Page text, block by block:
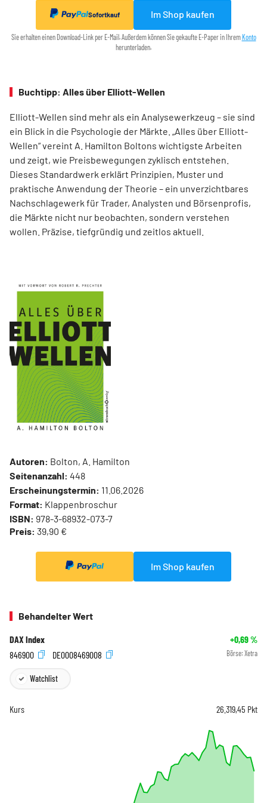
Sofortkauf Im Shop kaufen
Sie erhalten einen Download-Link per E-Mail. Außerdem können Sie gekaufte E-Paper in IhremKonto
herunterladen.
Buchtipp: Alles über Elliott-Wellen
Elliott-Wellen sind mehr als ein Analysewerkzeug – sie sind
ein Blick in die Psychologie der Märkte. „Alles über Elliott-
Wellen“ vereint A. Hamilton Boltons wichtigste Arbeiten
und zeigt, wie Preisbewegungen zyklisch entstehen.
Dieses Standardwerk erklärt Prinzipien, Muster und
praktische Anwendung der Theorie – ein unverzichtbares
Nachschlagewerk für Trader, Analysten und Börsenprofis,
die Märkte nicht nur beobachten, sondern verstehen
wollen. Präzise, tiefgründig und zeitlos aktuell.
Autoren: Bolton, A. Hamilton
Seitenanzahl: 448
Erscheinungstermin: 11.06.2026
Format: Klappenbroschur
ISBN: 978-3-68932-073-7
Preis: 39,90 €
Im Shop kaufen
Behandelter Wert
DAX Index +0,69%
846900
DE0008469008 Börse: Xetra
Watchlist
Kurs 26.319,45 Pkt